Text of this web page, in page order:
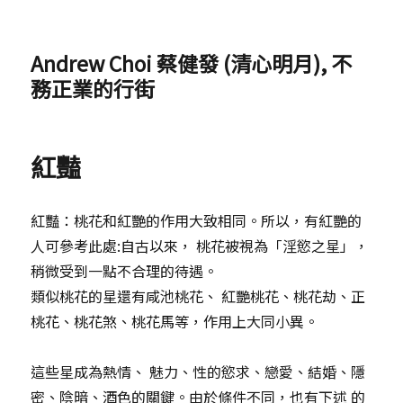
Andrew Choi 蔡健發 (清心明月), 不
務正業的行街
紅豔
紅豔：桃花和紅艷的作用大致相同。所以，有紅艷的
人可參考此處:自古以來， 桃花被視為「淫慾之星」，
稍微受到一點不合理的待遇。
類似桃花的星還有咸池桃花、 紅艷桃花、桃花劫、正
桃花、桃花煞、桃花馬等，作用上大同小異。
這些星成為熱情、 魅力、性的慾求、戀愛、結婚、隱
密、陰暗、酒色的關鍵。由於條件不同，也有下述 的